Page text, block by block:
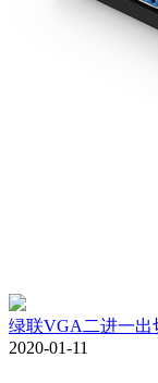
绿联VGA二进一出
2020-01-11